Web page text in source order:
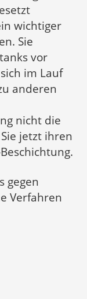
wichtiger
Sie
vor
im Lauf
anderen
nicht die
jetzt ihren
gegen
Verfahren